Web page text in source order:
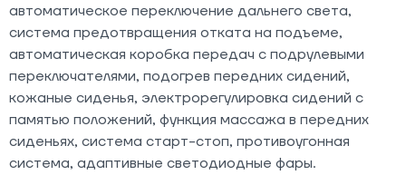
автоматическое переключение дальнего света,
система предотвращения отката на подъеме,
автоматическая коробка передач с подрулевыми
переключателями, подогрев передних сидений,
кожаные сиденья, электрорегулировка сидений с
памятью положений, функция массажа в передних
сиденьях, система старт-стоп, противоугонная
система, адаптивные светодиодные фары.